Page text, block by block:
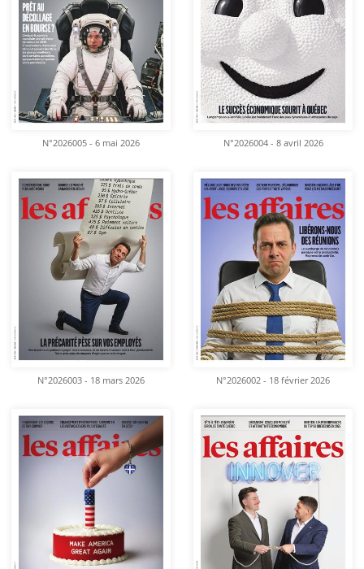
N°2026005 - 6 mai 2026 N°2026004 - 8 avril 2026
N°2026003 - 18 mars 2026 N°2026002 - 18 février 2026